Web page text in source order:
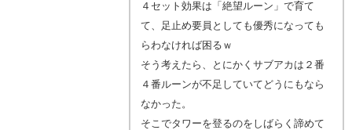
４セット効果は「絶望ルーン」で育て
て、足止め要員としても優秀になっても
らわなければ困るｗ
そう考えたら、とにかくサブアカは２番
４番ルーンが不足していてどうにもなら
なかった。
そこでタワーを登るのをしばらく諦めて